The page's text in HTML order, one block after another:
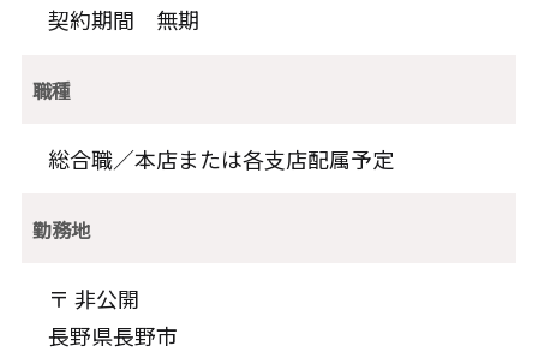
契約期間 無期
職種
総合職／本店または各支店配属予定
勤務地
〒 非公開
長野県長野市